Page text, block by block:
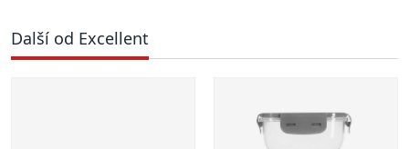
Další od Excellent